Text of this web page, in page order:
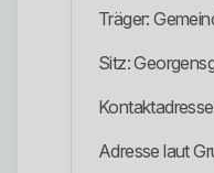
Träger:
Sitz:
Adresse laut